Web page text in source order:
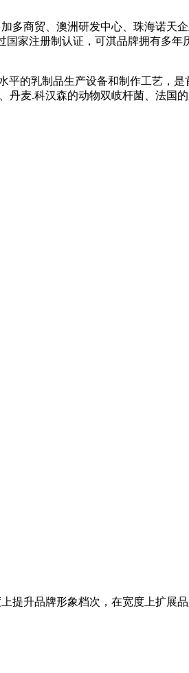
商贸、澳洲研发中心、珠海诺天
家注册制认证，可淇品牌拥有多年
的乳制品生产设备和制作工艺，是
麦.科汉森的动物双岐杆菌、法国的
提升品牌形象档次，在宽度上扩展品